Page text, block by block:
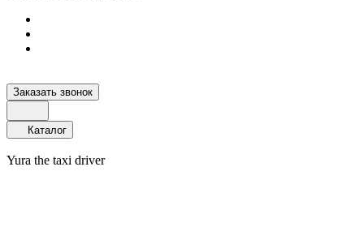
Заказать звонок
Каталог
Yura the taxi driver